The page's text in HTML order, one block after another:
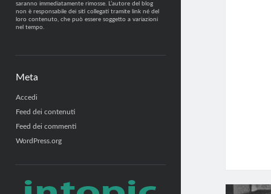
saranno immediatamente rimosse. L’autore del blog
non è responsabile dei siti collegati tramite link né del
loro contenuto, che può essere soggetto a variazioni
nel tempo.
Meta
Accedi
Feed dei contenuti
Feed dei commenti
WordPress.org